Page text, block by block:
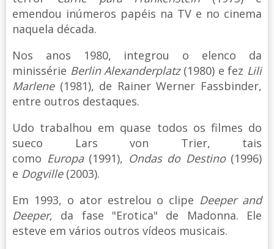
emendou inúmeros papéis na TV e no cinema
naquela década.
Nos anos 1980, integrou o elenco da
minissérie Berlin Alexanderplatz(1980) e fez Lili
Marlene(1981), de Rainer Werner Fassbinder,
entre outros destaques.
Udo trabalhou em quase todos os filmes do
sueco Lars von Trier, tais
como Europa(1991), Ondas do Destino(1996)
e Dogville(2003).
Em 1993, o ator estrelou o clipe Deeper and
Deeper, da fase "Erotica" de Madonna. Ele
esteve em vários outros vídeos musicais.